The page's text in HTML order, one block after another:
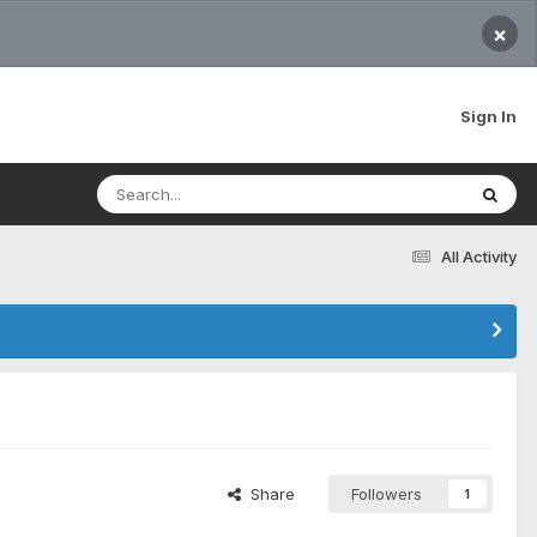
×
Sign In
All Activity
Share Followers 1